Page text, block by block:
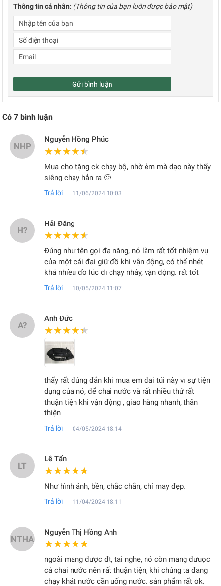
Thông tin cá nhân: (Thông tin của bạn luôn được bảo mật)
Gửi bình luận
Có 7 bình luận
NHP
Nguyễn Hồng Phúc
★★★★★
★★★★★
Mua cho tặng ck chạy bộ, nhờ ẻm mà dạo này thấy
siêng chạy hẳn ra 🙂
Trả lời 11/06/2024 10:03
H?
Hải Đăng
★★★★★
★★★★★
Đúng như tên gọi đa năng, nó làm rất tốt nhiệm vụ
của một cái đai giữ đồ khi vận động, có thể nhét
khá nhiều đồ lúc đi chạy nhảy, vận động. rất tốt
Trả lời 10/05/2024 11:07
A?
Anh Đức
★★★★★
★★★★★
thấy rất đúng đắn khi mua em đai túi này vì sự tiện
dụng của nó, để chai nước và rất nhiều thứ rất
thuận tiện khi vận động , giao hàng nhanh, thân
thiện
Trả lời 04/05/2024 18:14
LT
Lê Tấn
★★★★★
★★★★★
Như hình ảnh, bền, chắc chắn, chỉ may đẹp.
Trả lời 11/04/2024 18:11
NTHA
Nguyễn Thị Hồng Anh
★★★★★
★★★★★
ngoài mang được đt, tai nghe, nó còn mang đưuọc
cả chai nước nên rất thuận tiện, khi chúng ta đang
chạy khát nước cần uống nước. sản phẩm rất ok.